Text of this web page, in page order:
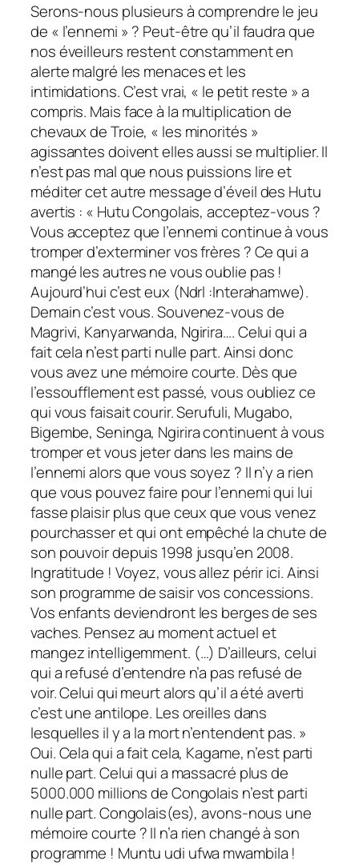
Serons-nous plusieurs à comprendre le jeu
de « l’ennemi » ? Peut-être qu’il faudra que
nos éveilleurs restent constamment en
alerte malgré les menaces et les
intimidations. C’est vrai, « le petit reste » a
compris. Mais face à la multiplication de
chevaux de Troie, « les minorités »
agissantes doivent elles aussi se multiplier. Il
n’est pas mal que nous puissions lire et
méditer cet autre message d’éveil des Hutu
avertis : « Hutu Congolais, acceptez-vous ?
Vous acceptez que l’ennemi continue à vous
tromper d’exterminer vos frères ? Ce qui a
mangé les autres ne vous oublie pas !
Aujourd’hui c’est eux (Ndrl :Interahamwe).
Demain c’est vous. Souvenez-vous de
Magrivi, Kanyarwanda, Ngirira…. Celui qui a
fait cela n’est parti nulle part. Ainsi donc
vous avez une mémoire courte. Dès que
l’essoufflement est passé, vous oubliez ce
qui vous faisait courir. Serufuli, Mugabo,
Bigembe, Seninga, Ngirira continuent à vous
tromper et vous jeter dans les mains de
l’ennemi alors que vous soyez ? Il n’y a rien
que vous pouvez faire pour l’ennemi qui lui
fasse plaisir plus que ceux que vous venez
pourchasser et qui ont empêché la chute de
son pouvoir depuis 1998 jusqu’en 2008.
Ingratitude ! Voyez, vous allez périr ici. Ainsi
son programme de saisir vos concessions.
Vos enfants deviendront les berges de ses
vaches. Pensez au moment actuel et
mangez intelligemment. (…) D’ailleurs, celui
qui a refusé d’entendre n’a pas refusé de
voir. Celui qui meurt alors qu’il a été averti
c’est une antilope. Les oreilles dans
lesquelles il y a la mort n’entendent pas. »
Oui. Cela qui a fait cela, Kagame, n’est parti
nulle part. Celui qui a massacré plus de
5000.000 millions de Congolais n’est parti
nulle part. Congolais(es), avons-nous une
mémoire courte ? Il n’a rien changé à son
programme ! Muntu udi ufwa mwambila !